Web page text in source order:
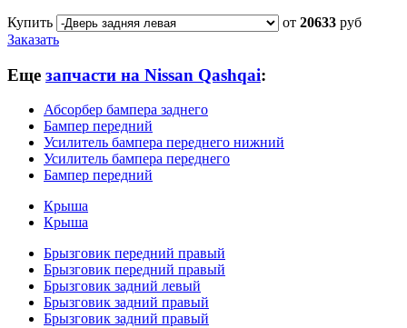
Купить
от 20633 руб
Заказать
Еще запчасти на Nissan Qashqai:
Абсорбер бампера заднего
Бампер передний
Усилитель бампера переднего нижний
Усилитель бампера переднего
Бампер передний
Крыша
Крыша
Брызговик передний правый
Брызговик передний правый
Брызговик задний левый
Брызговик задний правый
Брызговик задний правый